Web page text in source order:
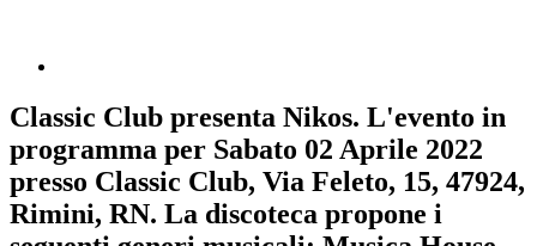
Classic Club presenta Nikos. L'evento in
programma per Sabato 02 Aprile 2022
presso Classic Club, Via Feleto, 15, 47924,
Rimini, RN. La discoteca propone i